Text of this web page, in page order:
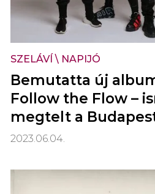
SZELÁVÍ \ NAPIJÓ
Bemutatta új
Follow the Flow –
megtelt a
2023.06.04.